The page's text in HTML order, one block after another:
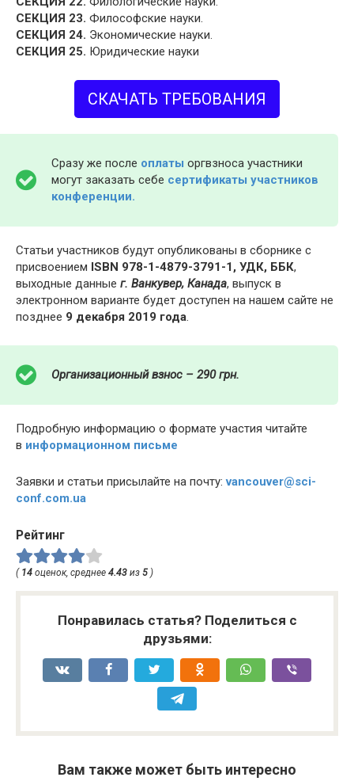
СЕКЦИЯ 23. Философские науки.
СЕКЦИЯ 24. Экономические науки.
СЕКЦИЯ 25. Юридические науки
СКАЧАТЬ ТРЕБОВАНИЯ
Сразу же после оплаты оргвзноса участники
могут заказать себе сертификаты участников
конференции.
Статьи участников будут опубликованы в сборнике с
присвоением ISBN 978-1-4879-3791-1, УДК, ББК,
выходные данные г. Ванкувер, Канада, выпуск в
электронном варианте будет доступен на нашем сайте не
позднее 9 декабря 2019 года.
Организационный взнос – 290 грн.
Подробную информацию о формате участия читайте
в информационном письме
Заявки и статьи присылайте на почту:vancouver@sci-
conf.com.ua
Рейтинг
( 14 оценок, среднее 4.43 из 5 )
Понравилась статья? Поделиться с
друзьями:
Вам также может быть интересно